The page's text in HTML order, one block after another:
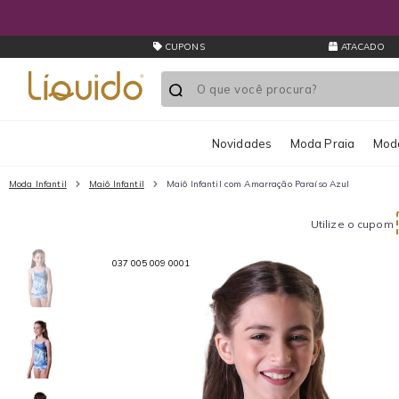
CUPONS ATACADO
Novidades Moda Praia
Moda Infantil Maiô Infantil Maiô Infantil com Amarração Paraíso Azul
Utilize o cupom
037 005 009 0001